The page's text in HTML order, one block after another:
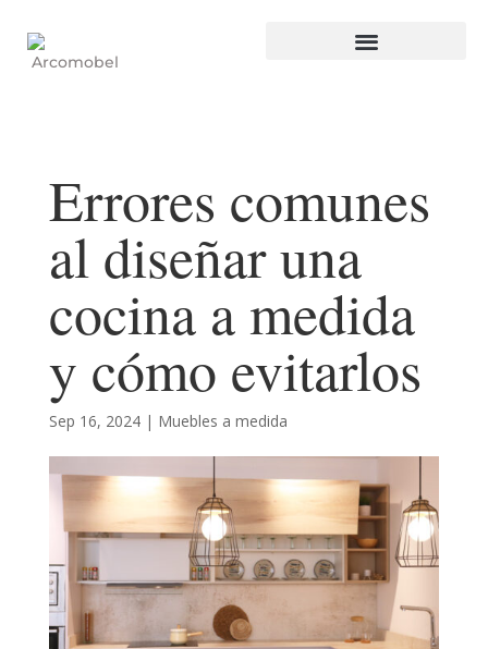
Errores comunes
al diseñar una
cocina a medida
y cómo evitarlos
Sep 16, 2024| Muebles a medida